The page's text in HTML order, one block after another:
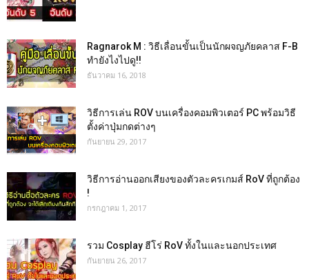
Ragnarok M : วิธีเลื่อนขั้นเป็นนักผจญภัยคลาส F-B
ทำยังไงไปดู!!
ธันวาคม 16, 2018
วิธีการเล่น ROV บนเครื่องคอมพิวเตอร์ PC พร้อมวิธี
ตั้งค่าปุ่มกดต่างๆ
กันยายน 29, 2017
วิธีการอ่านออกเสียงของตัวละครเกมส์ RoV ที่ถูกต้อง
!
กรกฎาคม 1, 2017
รวม Cosplay ฮีโร่ RoV ทั้งในและนอกประเทศ
กันยายน 26, 2017